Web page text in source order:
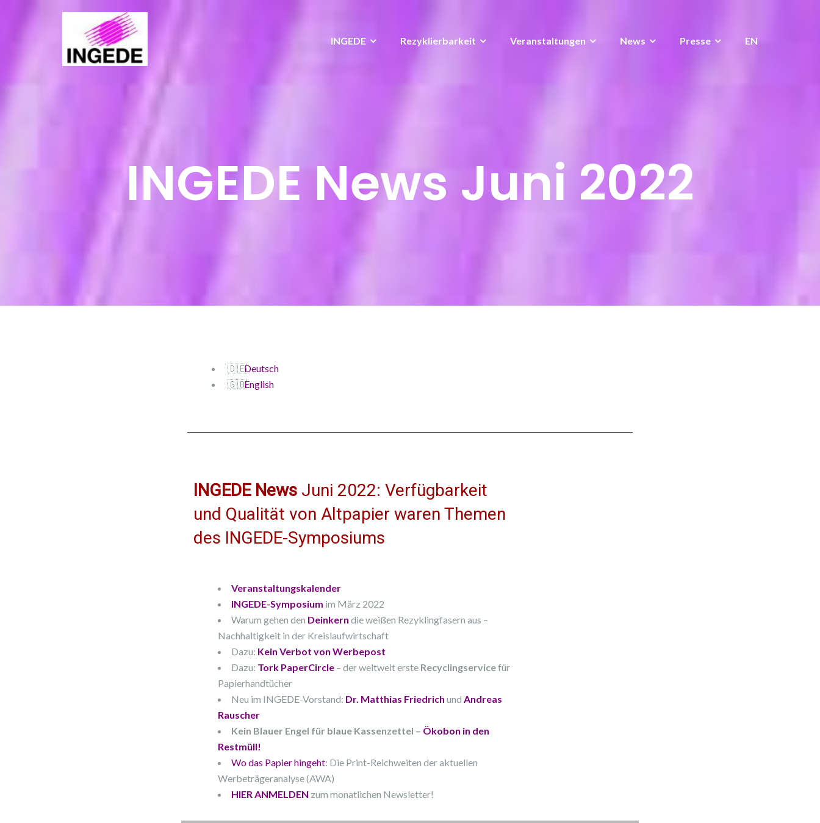
INGEDE Rezyklierbarkeit Veranstaltungen News Presse EN
INGEDE News Juni 2022
Deutsch
English
INGEDE News Juni 2022: Verfügbarkeit
und Qualität von Altpapier waren Themen
des INGEDE-Symposiums
Veranstaltungskalender
INGEDE-Symposium im März 2022
Warum gehen den Deinkern die weißen Rezyklingfasern aus –
Nachhaltigkeit in der Kreislaufwirtschaft
Dazu: Kein Verbot von Werbepost
Dazu: Tork PaperCircle – der weltweit erste Recyclingservicefür
Papierhandtücher
Neu im INGEDE-Vorstand: Dr. Matthias Friedrich und Andreas
Rauscher
Kein Blauer Engel für blaue Kassenzettel – Ökobon in den
Restmüll!
Wo das Papier hingeht: Die Print-Reichweiten der aktuellen
Werbeträgeranalyse (AWA)
HIER ANMELDEN zum monatlichen Newsletter!